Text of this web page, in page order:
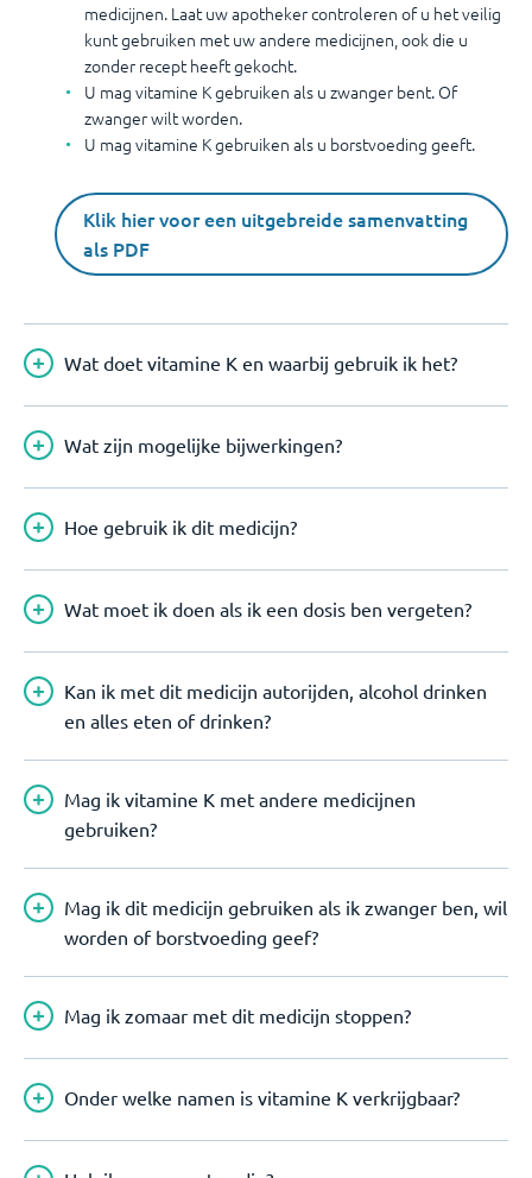
medicijnen. Laat uw apotheker controleren of u het veilig
kunt gebruiken met uw andere medicijnen, ook die u
zonder recept heeft gekocht.
U mag vitamine K gebruiken als u zwanger bent. Of
zwanger wilt worden.
U mag vitamine K gebruiken als u borstvoeding geeft.
Klik hier voor een uitgebreide samenvatting
als PDF
Wat doet vitamine K en waarbij gebruik ik het?
Wat zijn mogelijke bijwerkingen?
Hoe gebruik ik dit medicijn?
Wat moet ik doen als ik een dosis ben vergeten?
Kan ik met dit medicijn autorijden, alcohol drinken
en alles eten of drinken?
Mag ik vitamine K met andere medicijnen
gebruiken?
Mag ik dit medicijn gebruiken als ik zwanger ben, wil
worden of borstvoeding geef?
Mag ik zomaar met dit medicijn stoppen?
Onder welke namen is vitamine K verkrijgbaar?